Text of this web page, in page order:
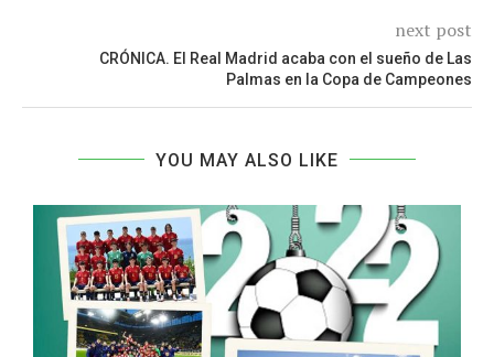
next post
CRÓNICA. El Real Madrid acaba con el sueño de Las
Palmas en la Copa de Campeones
YOU MAY ALSO LIKE